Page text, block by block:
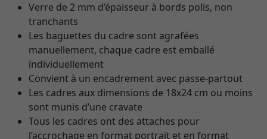
Verre de 2 mm d’épaisseur à bords polis, non
tranchants
Les baguettes du cadre sont agrafées
manuellement, chaque cadre est emballé
individuellement
Convient à un encadrement avec passe-partout
Les cadres aux dimensions de 18x24 cm ou moins
sont munis d’une cravate
Tous les cadres ont des attaches pour
l’accrochage en format portrait et en format